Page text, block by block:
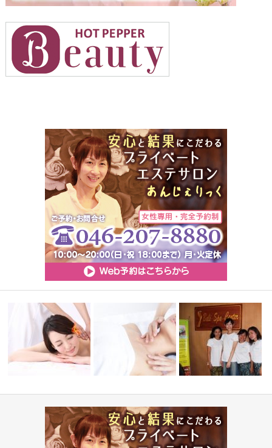
消費税額改定に伴う料金改定の
肌悩み＆美肌理論
インドネシア政府認定
バリエステ留…